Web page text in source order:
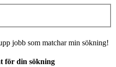
jobb som matchar min sökning!
för din sökning